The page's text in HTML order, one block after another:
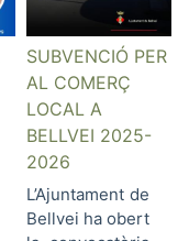
SUBVENCIÓ PER
AL COMERÇ
LOCAL A
BELLVEI 2025-
2026
L’Ajuntament de
Bellvei ha obert